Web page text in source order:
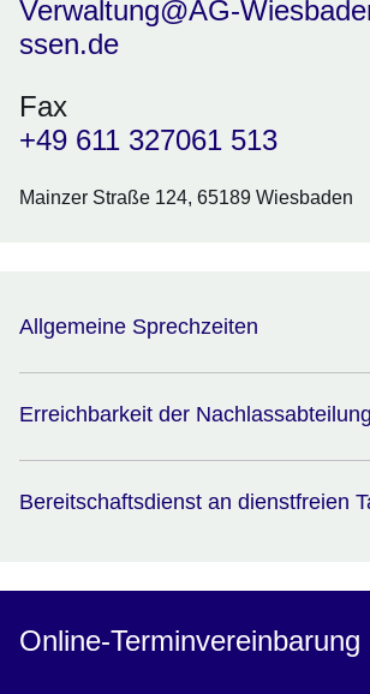
Verwaltung@AG-
ssen.de
Fax
+49 611 327061 513
Mainzer Straße 124, 65189 Wiesbaden
Allgemeine Sprechzeiten
Erreichbarkeit der Nachlassabteilung
Bereitschaftsdienst an dienstfreien
Online-Terminvereinbarung